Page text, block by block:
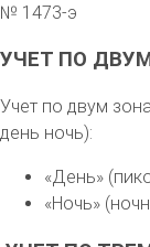
№ 1473-э
УЧЕТ ПО
Учет по двум
день ночь):
«День»
«Ночь»